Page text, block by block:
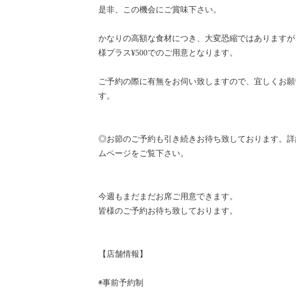
是非、この機会にご賞味下さい。
かなりの高額な食材につき、大変恐縮ではありますが
様プラス¥500でのご用意となります。
ご予約の際に有無をお伺い致しますので、宜しくお願
す。
◎お節のご予約も引き続きお待ち致しております。
ムページをご覧下さい。
今週もまだまだお席ご用意できます。
皆様のご予約お待ち致しております。
【店舗情報】
◉事前予約制